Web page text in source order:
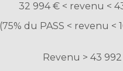
32 994 € < revenu <
(75% du PASS < revenu <
Revenu > 43